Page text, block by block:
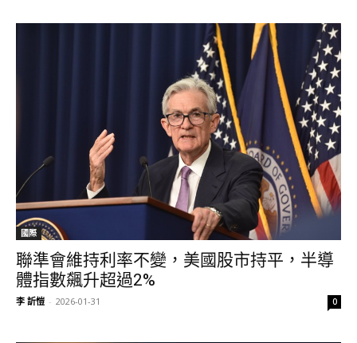
國際
聯準會維持利率不變，美國股市持平，半導
體指數飆升超過2%
李 訢愷 - 2026-01-31 0